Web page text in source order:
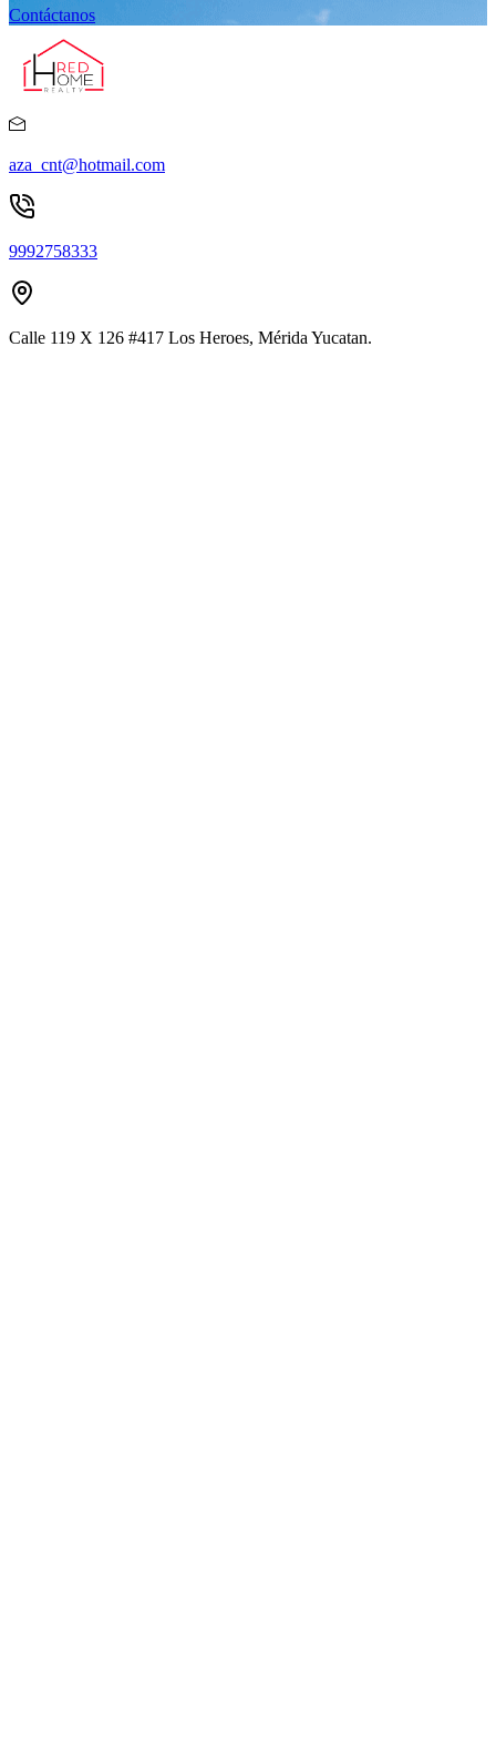
Contáctanos
aza_cnt@hotmail.com
9992758333
Calle 119 X 126 #417 Los Heroes, Mérida Yucatan.